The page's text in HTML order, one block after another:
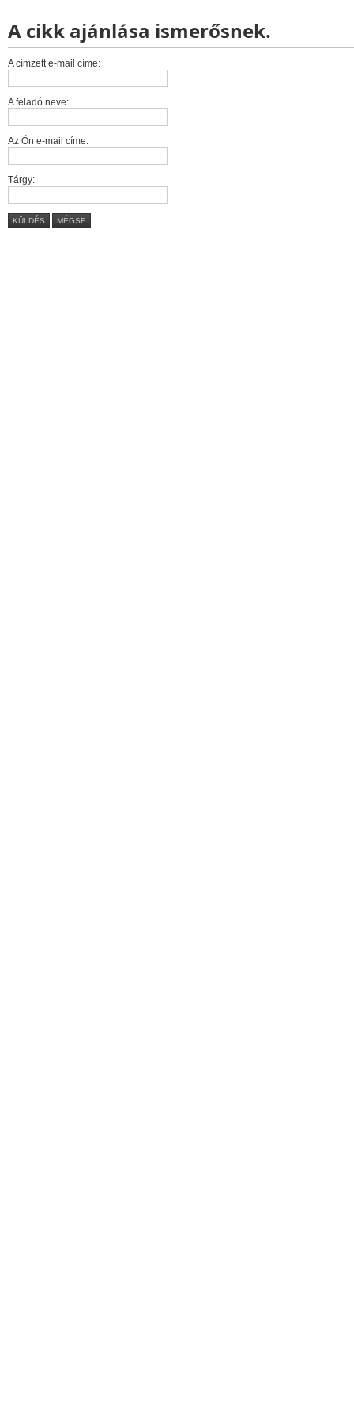
A cikk ajánlása ismerősnek.
A címzett e-mail címe:
A feladó neve:
Az Ön e-mail címe:
Tárgy:
KÜLDÉS MÉGSE